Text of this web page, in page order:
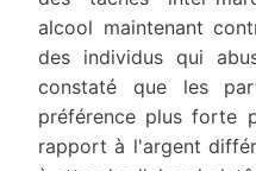
alcool maintenant
des individus qui
constaté que les
préférence plus forte
rapport à l'argent